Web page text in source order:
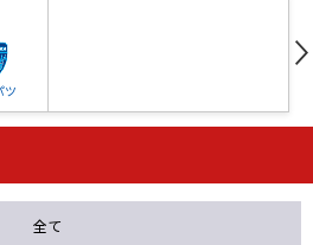
ツ
石人の星
全て